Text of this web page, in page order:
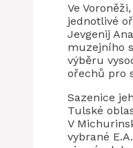
Ve
jednotlivé
Jevgenij
muzejního
výběru
ořechů pro
Sazenice
Tulské
V
vybrané